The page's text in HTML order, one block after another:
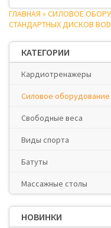
ГЛАВНАЯ » СИЛОВОЕ
СТАНДАРТНЫХ ДИСКОВ
КАТЕГОРИИ
Кардиотренажеры
Силовое оборудование
Свободные веса
Виды спорта
Батуты
Массажные столы
НОВИНКИ